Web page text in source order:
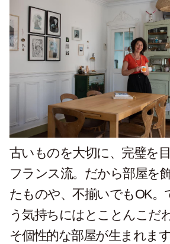
古いものを大切に、完璧を
フランス流。だから部屋を
たものや、不揃いでもOK。
う気持ちにはとことんこだ
そ個性的な部屋が生まれま